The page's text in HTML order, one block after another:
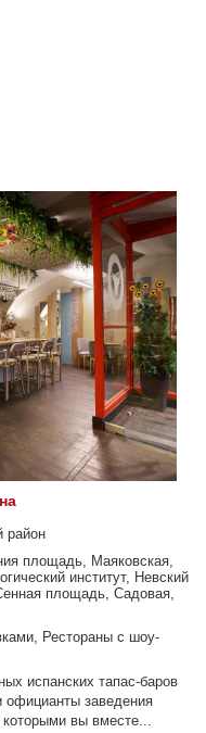
район
площадь, Маяковская,
институт, Невский
площадь, Садовая,
Рестораны с шоу-
испанских тапас-баров
заведения
вы вместе...